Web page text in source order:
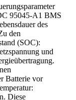
95045-A1 BMS
des
den
(SOC):
und
Batterie vor
Diese